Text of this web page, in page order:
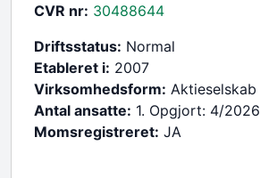
CVR nr: 30488644
Driftsstatus: Normal
Etableret i: 2007
Virksomhedsform: Aktieselskab
Antal ansatte: 1. Opgjort: 4/2026
Momsregistreret: JA